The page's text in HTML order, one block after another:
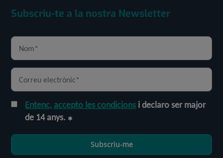
Subscriu-te a la nostra Newsletter
Entenc, accepto les condicions i declaro ser major
de 14 anys.
Subscriu-me